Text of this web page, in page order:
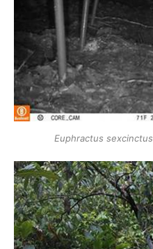
Euphractus sexcinctus